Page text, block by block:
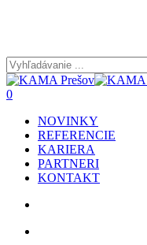
content
Close
Search
search
account
0
NOVINKY
REFERENCIE
KARIERA
PARTNERI
KONTAKT